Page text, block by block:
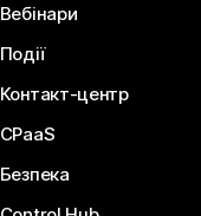
Вебінари
Події
Контакт-центр
CPaaS
Безпека